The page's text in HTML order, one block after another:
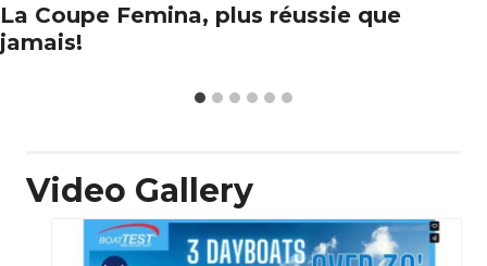
La Coupe Femina, plus réussie que
jamais!
Video Gallery